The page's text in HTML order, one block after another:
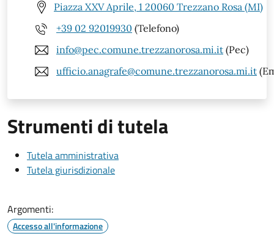
Piazza XXV Aprile, 1 20060 Trezzano Rosa (MI)
+39 02 92019930 (Telefono)
info@pec.comune.trezzanorosa.mi.it (Pec)
ufficio.anagrafe@comune.trezzanorosa.mi.it
Strumenti di tutela
Tutela amministrativa
Tutela giurisdizionale
Argomenti:
Accesso all'informazione